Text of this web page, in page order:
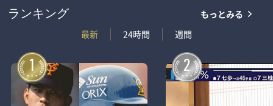
ランキング
最新
24時間 週間
もっとみる
1 2